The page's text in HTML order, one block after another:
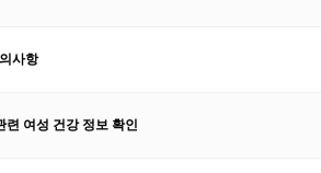
사항
련 여성 건강 정보 확인